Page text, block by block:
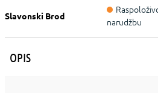
Slavonski Brod
narudžbu
OPIS